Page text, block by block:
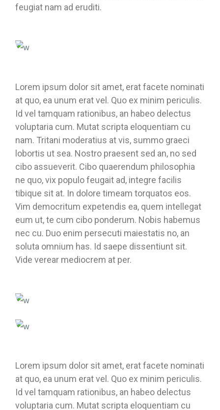
feugiat nam ad eruditi.
Lorem ipsum dolor sit amet, erat facete nominati
at quo, ea unum erat vel. Quo ex minim periculis.
Id vel tamquam rationibus, an habeo delectus
voluptaria cum. Mutat scripta eloquentiam cu
nam. Tritani moderatius at vis, summo graeci
lobortis ut sea. Nostro praesent sed an, no sed
cibo assueverit. Cibo quaerendum philosophia
ne quo, vix populo feugait ad, integre facilis
tibique sit at. In dolore timeam torquatos eos.
Vim democritum expetendis ea, quem intellegat
eum ut, te cum cibo ponderum. Nobis habemus
nec cu. Duo enim persecuti maiestatis no, an
soluta omnium has. Id saepe dissentiunt sit.
Vide verear mediocrem at per.
Lorem ipsum dolor sit amet, erat facete nominati
at quo, ea unum erat vel. Quo ex minim periculis.
Id vel tamquam rationibus, an habeo delectus
voluptaria cum. Mutat scripta eloquentiam cu